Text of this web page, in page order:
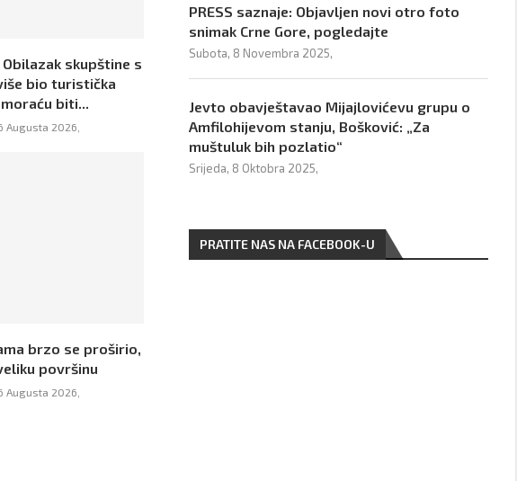
skupštine s
bio turistička
biti...
Augusta 2026,
brzo se proširio,
površinu
Augusta 2026,
PRESS saznaje: Objavljen novi otro foto
snimak Crne Gore, pogledajte
Subota, 8 Novembra 2025,
Jevto obavještavao Mijajlovićevu grupu o
Amfilohijevom stanju, Bošković: „Za
muštuluk bih pozlatio“
Srijeda, 8 Oktobra 2025,
PRATITE NAS NA FACEBOOK-U